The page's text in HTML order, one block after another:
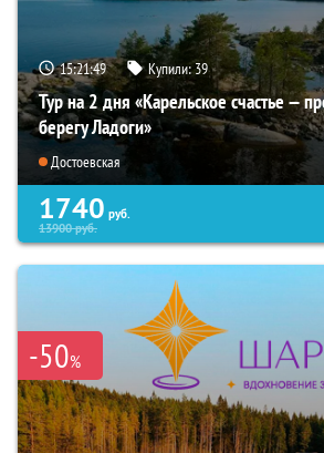
15:21:48 Купили:39
Тур на 2 дня «Карельское счастье —
берегу Ладоги»
Достоевская
1740 руб.
13900руб.
-50%